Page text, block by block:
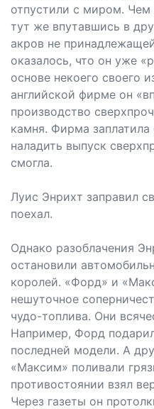
отпустили с миром. Чем
тут же впутавшись в
акров не
оказалось, что он уже
основе некоего своего
английской фирме он
производство
камня. Фирма
наладить выпуск
смогла.
Луис Энрихт заправил
поехал.
Однако разоблачения
остановили
королей. «Форд» и
нешуточное
чудо-топлива. Они
Например, Форд
последней модели. А
«Максим» поливали
противостоянии взял
Через газеты он